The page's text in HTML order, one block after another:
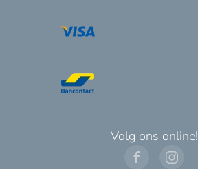
Volg ons online!